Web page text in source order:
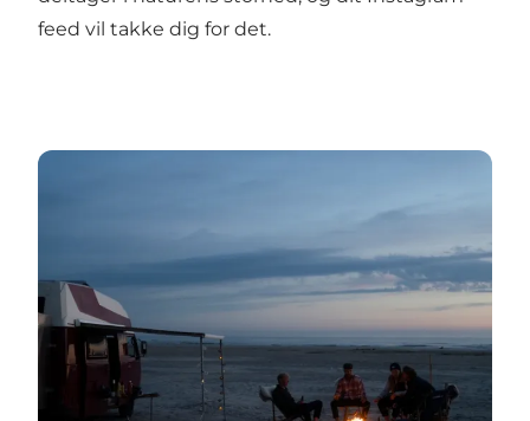
feed vil takke dig for det.